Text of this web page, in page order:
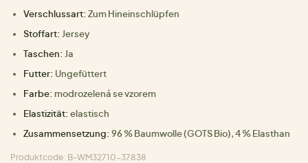
Verschlussart: Zum Hineinschlüpfen
Stoffart: Jersey
Taschen: Ja
Futter: Ungefüttert
Farbe: modrozelená se vzorem
Elastizität: elastisch
Zusammensetzung: 96 % Baumwolle (GOTS Bio), 4 % Elasthan
Produktcode: B-WM32710-37838